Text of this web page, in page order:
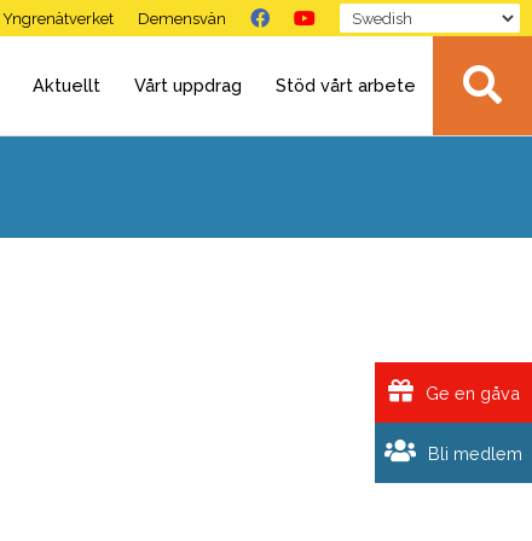
Yngrenätverket Demensvän
Aktuellt Vårt uppdrag Stöd vårt arbete
Bli medlem
Ge en gåva